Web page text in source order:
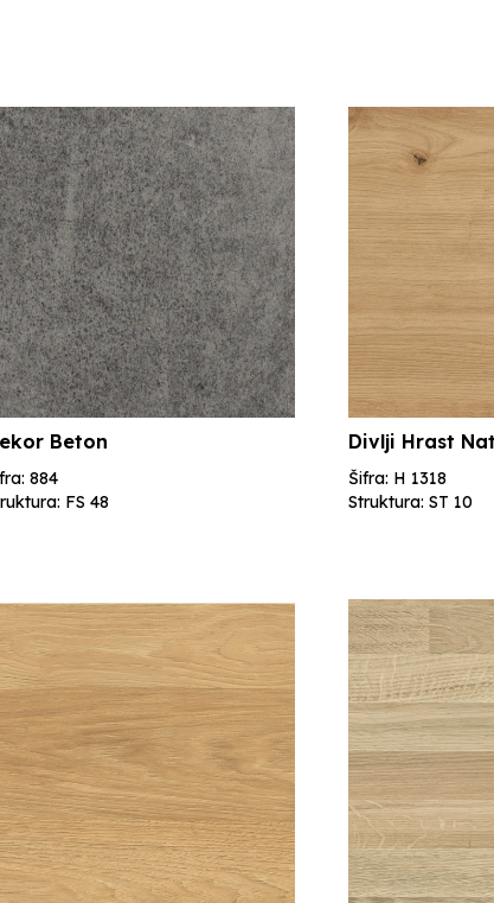
Beton
884
FS 48
Divlji Hrast
Šifra: H 1318
Struktura: ST 10